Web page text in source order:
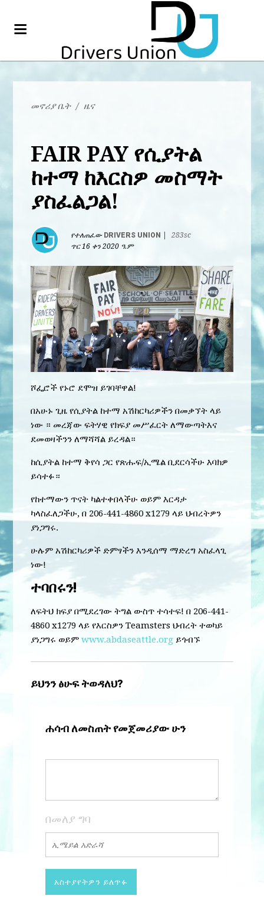
መኖሪያ ቤት / ዜና
FAIR PAY የሲያትል
ከተማ ከእርስዎ መስማት
ያስፈልጋል!
የተለጠፈው DRIVERS UNION
283sc
ጥር 16 ቀን 2020 ዓ.ም
ሾፌሮች የኑሮ ደሞዝ ይገባቸዋል!
በአሁኑ ጊዜ የሲያትል ከተማ አሽከርካሪዎችን በመቃኘት ላይ
ነው ። መረጃው ፍትሃዊ የክፍያ መሥፈርት ለማውጣትእና
ደመወዛችንን ለማሻሻል ይረዳል።
ከሲያትል ከተማ ቅየሳ ጋር የጽሑፍ/ኢሜል ቢደርሳችሁ እባክዎ
ይሳተፉ።
የከተማውን ጥናት ካልተቀበላችሁ ወይም እርዳታ
ካላስፈለጋችሁ, በ 206-441-4860 x1279 ላይ ህብረትዎን
ያነጋግሩ.
ሁሉም አሽከርካሪዎች ድምፃችን እንዲሰማ ማድረግ አስፈላጊ
ነው!
ተባበሩን!
ለፍትህ ክፍያ በሚደረገው ትግል ውስጥ ተሳተፍ! በ 206-441-
4860 x1279 ላይ የእርስዎን Teamsters ህብረት ተወካይ
ያነጋግሩ ወይምwww.abdaseattle.org ይጎብኙ
ይህንን ፅሁፍ ትወዳለህ?
ሐሳብ ለመስጠት የመጀመሪያው ሁን
በመለያ ግባ